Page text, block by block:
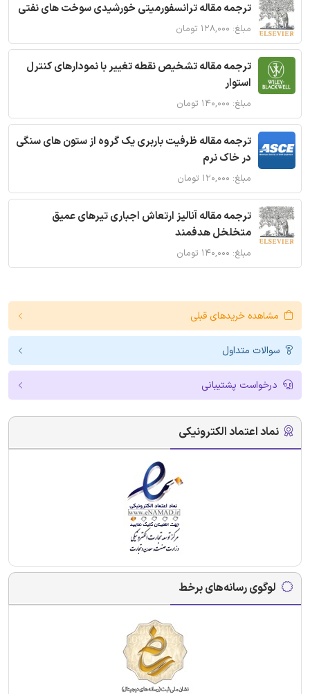
ترجمه مقاله ترانسفورمیتی خورشیدی سوخت های نفتی
مبلغ: ۱۲۸,۰۰۰ تومان
ترجمه مقاله تشخیص نقطه تغییر با نمودارهای کنترل
استوار
مبلغ: ۱۴۰,۰۰۰ تومان
ترجمه مقاله ظرفیت باربری یک گروه از ستون های سنگی
در خاک نرم
مبلغ: ۱۲۰,۰۰۰ تومان
ترجمه مقاله آنالیز ارتعاش اجباری تیرهای عمیق
متخلخل هدفمند
مبلغ: ۱۴۰,۰۰۰ تومان
مشاهده خریدهای قبلی
سوالات متداول
درخواست پشتیبانی
نماد اعتماد الکترونیکی
لوگوی رسانه‌های برخط